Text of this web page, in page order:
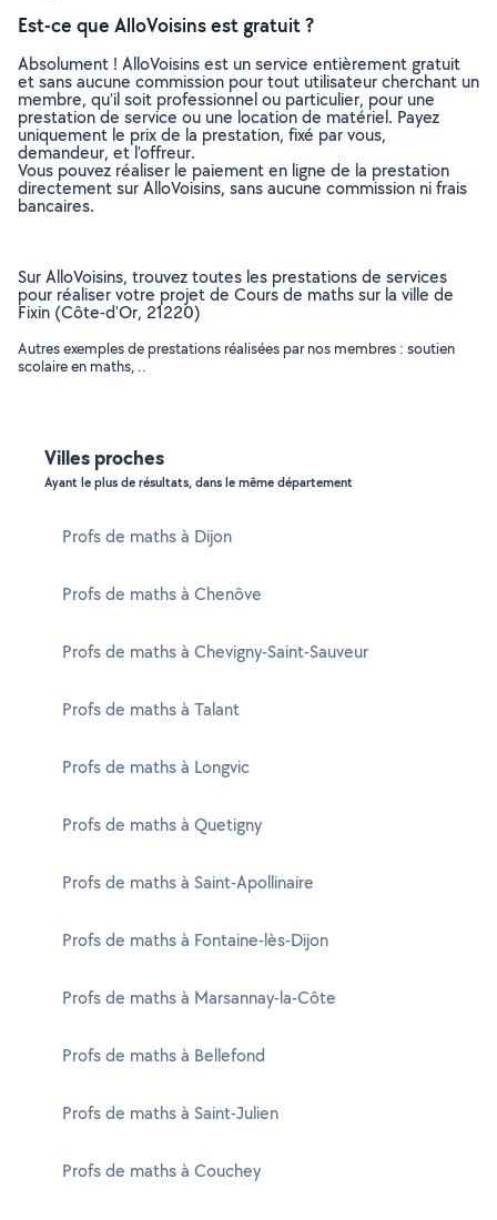
Est-ce que AlloVoisins est gratuit ?
Absolument ! AlloVoisins est un service entièrement gratuit
et sans aucune commission pour tout utilisateur cherchant un
membre, qu’il soit professionnel ou particulier, pour une
prestation de service ou une location de matériel. Payez
uniquement le prix de la prestation, fixé par vous,
demandeur, et l’offreur.
Vous pouvez réaliser le paiement en ligne de la prestation
directement sur AlloVoisins, sans aucune commission ni frais
bancaires.
Sur AlloVoisins, trouvez toutes les prestations de services
pour réaliser votre projet de Cours de maths sur la ville de
Fixin (Côte-d'Or, 21220)
Autres exemples de prestations réalisées par nos membres : soutien
scolaire en maths, ..
Villes proches
Ayant le plus de résultats, dans le même département
Profs de maths à Dijon
Profs de maths à Chenôve
Profs de maths à Chevigny-Saint-Sauveur
Profs de maths à Talant
Profs de maths à Longvic
Profs de maths à Quetigny
Profs de maths à Saint-Apollinaire
Profs de maths à Fontaine-lès-Dijon
Profs de maths à Marsannay-la-Côte
Profs de maths à Bellefond
Profs de maths à Saint-Julien
Profs de maths à Couchey